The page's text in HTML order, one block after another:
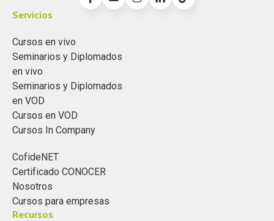
Servicios
Cursos en vivo
Seminarios y Diplomados
en vivo
Seminarios y Diplomados
en VOD
Cursos en VOD
Cursos In Company
CofideNET
Certificado CONOCER
Nosotros
Cursos para empresas
Recursos